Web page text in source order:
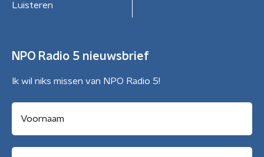
Luisteren
NPO Radio 5 nieuwsbrief
Ik wil niks missen van NPO Radio 5!